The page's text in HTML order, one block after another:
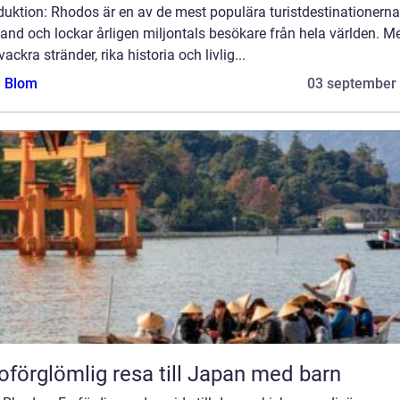
Rhodos är en av de mest populära
och lockar årligen miljontals besökare från hela världen.
stränder, rika historia och livlig...
Blom
03 september
resa till Japan med barn